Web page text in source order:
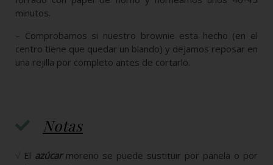
minutos.
– Comprobamos si nuestro brownie esta hecho (en el
centro tiene que quedar un blando) y dejamos reposar en
una rejilla por completo antes de cortarlo.
Notas
√ El azúcarmoreno se puede sustituir por panela o por